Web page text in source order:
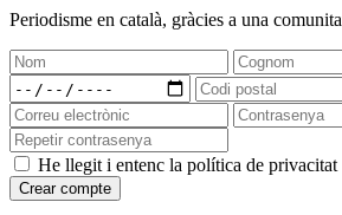
Periodisme en català, gràcies a una
He llegit i entenc la política de privacitat
Crear compte